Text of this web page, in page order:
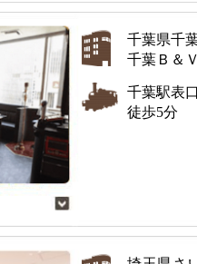
千葉県千
千葉Ｂ＆
千葉駅表
徒歩5分